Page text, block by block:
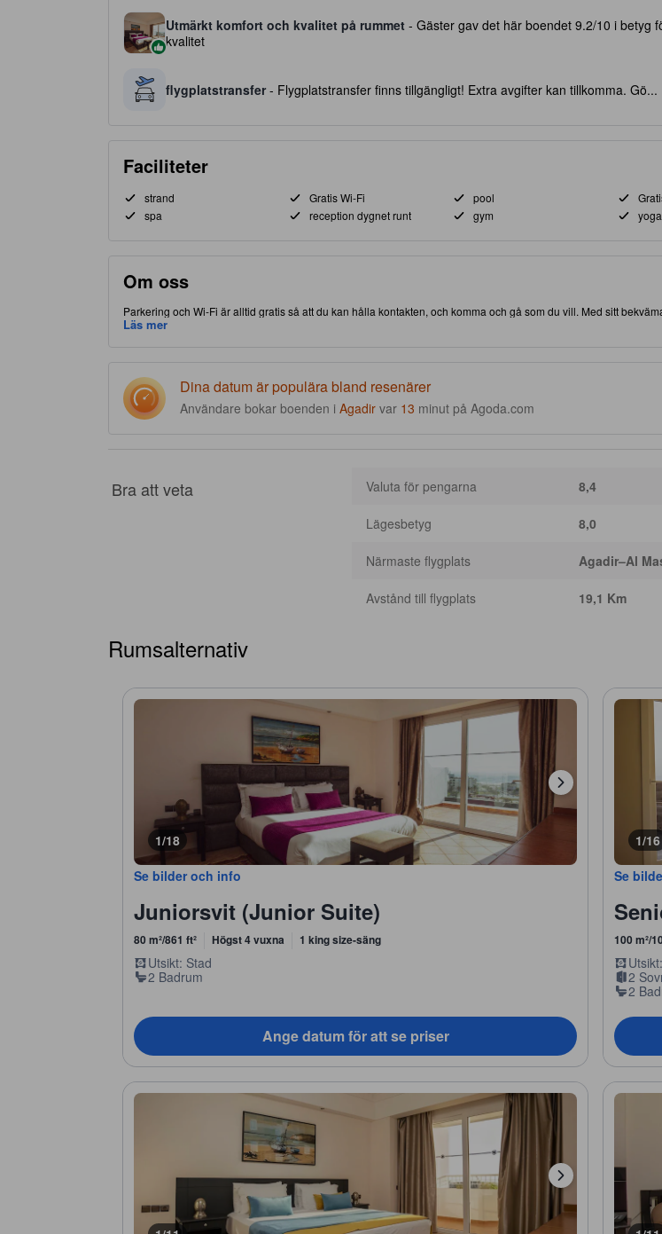
Utmärkt komfort och kvalitet på rummet - Gäster gav det här boendet 9.2/10 i betyg
kvalitet
flygplatstransfer- Flygplatstransfer finns tillgängligt! Extra avgifter kan tillkomma. Gö...
Faciliteter
strand Gratis Wi-Fi pool
spa
reception dygnet runt gym
Om oss
Parkering och Wi-Fi är alltid gratis så att du kan hålla kontakten, och komma och gå som du vill. Med sitt
delen av Agadir, gör detta boende att du har nära till både attraktioner och intressanta matställen. Rankat med
Läs mer
Dina datum är populära bland resenärer
Användare bokar boenden i Agadir var 13 minut på Agoda.com
Bra att veta Valuta för pengarna 8,4
Lägesbetyg 8,0
Närmaste flygplats Agadir–Al
Avstånd till flygplats 19,1 Km
Rumsalternativ
1/18
Se bilder och info
Juniorsvit (Junior Suite)
80 m²/861 ft² Högst 4 vuxna 1 king size-säng
Utsikt: Stad
2 Badrum
Ange datum för att se priser
1/16
Se
100 m²/
2
2